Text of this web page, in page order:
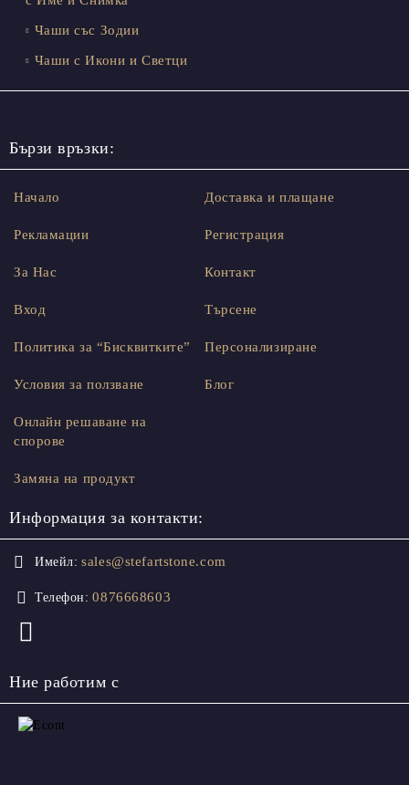
Чаши със Зодии
Чаши с Икони и Светци
Бързи връзки:
Начало
Рекламации
За Нас
Вход
Доставка и плащане
Регистрация
Контакт
Търсене
Политика за “Бисквитките”
Условия за ползване
Онлайн решаване на
спорове
Замяна на продукт
Персонализиране
Блог
Информация за контакти:
Имейл: sales@stefartstone.com
Телефон: 0876668603
Ние работим с